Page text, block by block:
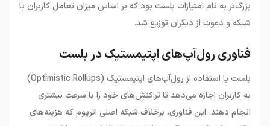
بزرگ‌تر به نام امتیازات بلست بود که بر اساس میزان تعامل کاربران با
شبکه و دعوت از دیگران توزیع شد.
فناوری رول‌آپ‌های اپتیمستیک در بلست
بلست با استفاده از رول‌آپ‌های اپتیمستیک (Optimistic Rollups)
به کاربران اجازه می‌دهد تا تراکنش‌های خود را با سرعت بیشتری
انجام دهند. این فناوری، برخلاف شبکه اصلی اتریوم که هزینه‌های